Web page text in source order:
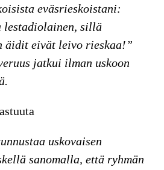
eväsrieskoistani:
lestadiolainen, sillä
äidit eivät leivo rieskaa!”
jatkui ilman uskoon
uskovaisen
sanomalla, että ryhmän